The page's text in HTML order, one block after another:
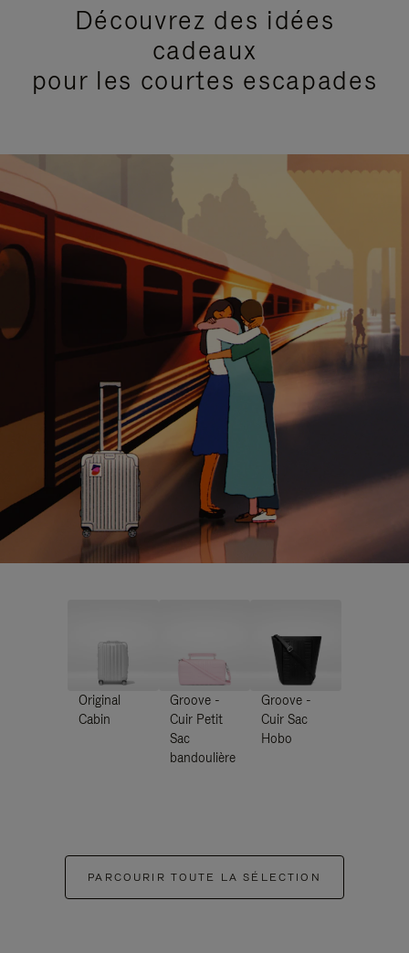
Découvrez des idées
cadeaux
pour les courtes escapades
Original
Cabin
Groove -
Cuir Petit
Sac
bandoulière
Groove -
Cuir Sac
Hobo
PARCOURIR TOUTE LA SÉLECTION